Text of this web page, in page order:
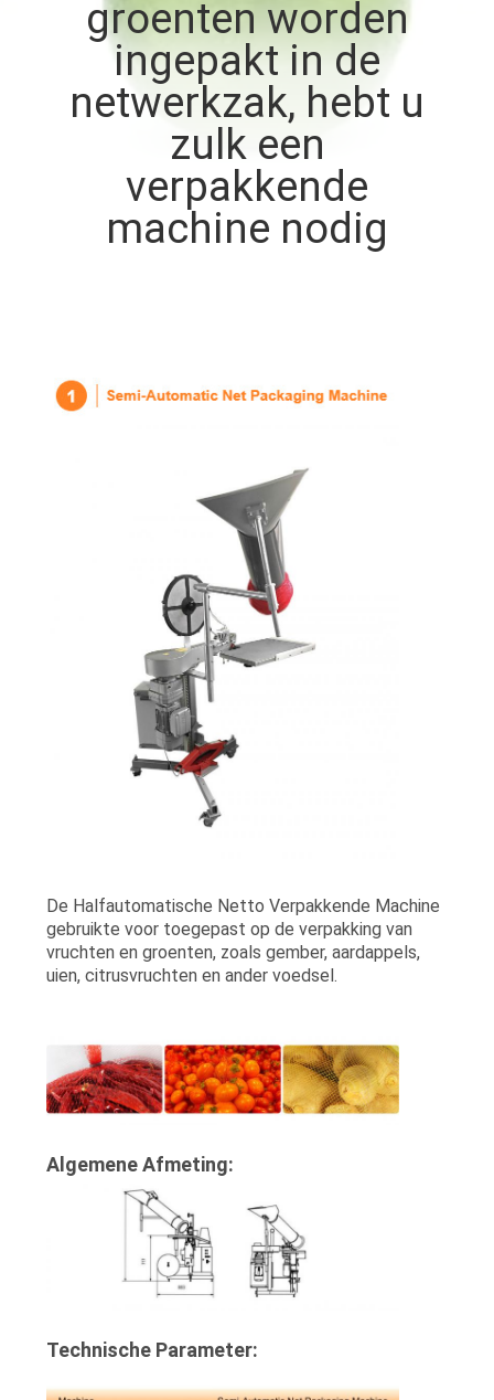
KWALITEITSCONTROLE
NEEM
GEVALLEN
PRIVACYBELEID
groenten worden
ingepakt in de
netwerkzak, hebt u
zulk een
verpakkende
machine nodig
De Halfautomatische Netto Verpakkende Machine
gebruikte voor toegepast op de verpakking van
vruchten en groenten, zoals gember, aardappels,
uien, citrusvruchten en ander voedsel.
Algemene Afmeting:
Technische Parameter: